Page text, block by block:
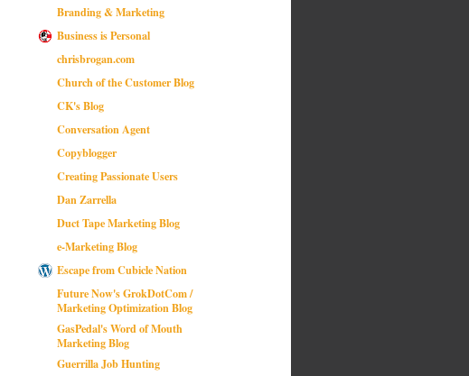
Branding & Marketing
Business is Personal
chrisbrogan.com
Church of the Customer Blog
CK's Blog
Conversation Agent
Copyblogger
Creating Passionate Users
Dan Zarrella
Duct Tape Marketing Blog
e-Marketing Blog
Escape from Cubicle Nation
Future Now's GrokDotCom /
Marketing Optimization Blog
GasPedal's Word of Mouth
Marketing Blog
Guerrilla Job Hunting